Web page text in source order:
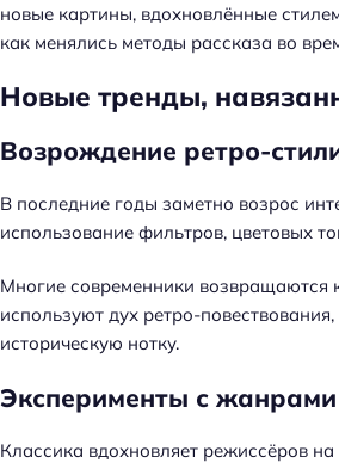
новые картины, вдохновлённые
как менялись методы рассказа во
Новые тренды,
Возрождение ретро-
В последние годы заметно возрос
использование фильтров, цветовых
Многие современники возвращаются
используют дух ретро-
историческую нотку.
Эксперименты с
Классика вдохновляет режиссёров